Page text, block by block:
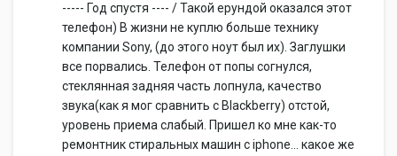
----- Год спустя ---- / Такой ерундой оказался этот
телефон) В жизни не куплю больше технику
компании Sony, (до этого ноут был их). Заглушки
все порвались. Телефон от попы согнулся,
стеклянная задняя часть лопнула, качество
звука(как я мог сравнить с Blackberry) отстой,
уровень приема слабый. Пришел ко мне как-то
ремонтник стиральных машин с iphone... какое же